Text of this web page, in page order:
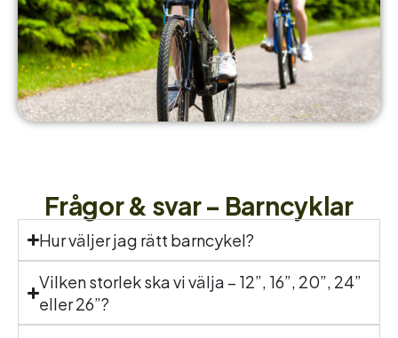
Frågor & svar – Barncyklar
Hur väljer jag rätt barncykel?
Vilken storlek ska vi välja – 12”, 16”, 20”, 24”
eller 26”?